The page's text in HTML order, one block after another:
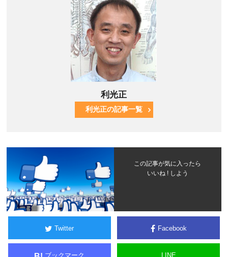
利光正
利光正の記事一覧
この記事が気に入ったら
いいね ! しよう
Twitter Facebook
ブックマーク LINE